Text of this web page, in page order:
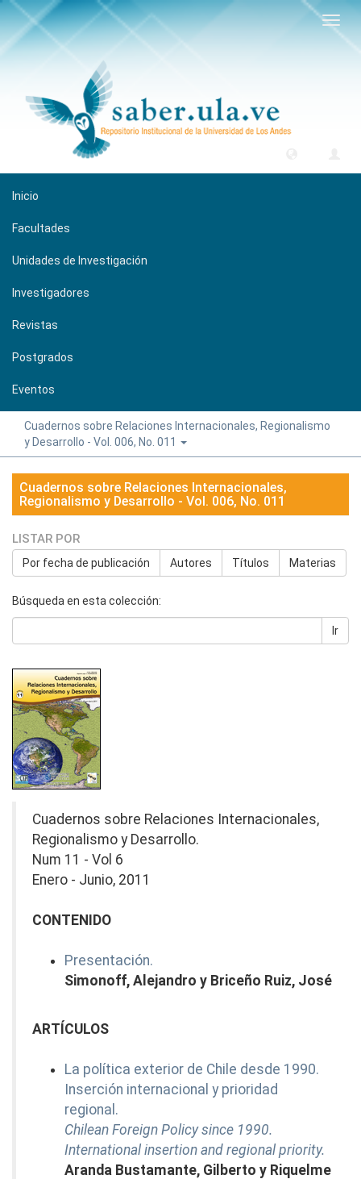
Inicio
Facultades
Unidades de Investigación
Investigadores
Revistas
Postgrados
Eventos
Cuadernos sobre Relaciones Internacionales, Regionalismo
y Desarrollo - Vol. 006, No. 011
Cuadernos sobre Relaciones Internacionales,
Regionalismo y Desarrollo - Vol. 006, No. 011
LISTAR POR
Por fecha de publicación Autores Títulos Materias
Búsqueda en esta colección:
Ir
Cuadernos sobre Relaciones Internacionales,
Regionalismo y Desarrollo.
Num 11 - Vol 6
Enero - Junio, 2011
CONTENIDO
Presentación.
Simonoff, Alejandro y Briceño Ruiz, José
ARTÍCULOS
La política exterior de Chile desde 1990.
Inserción internacional y prioridad
regional.
Chilean Foreign Policy since 1990.
International insertion and regional priority.
Aranda Bustamante, Gilberto y Riquelme